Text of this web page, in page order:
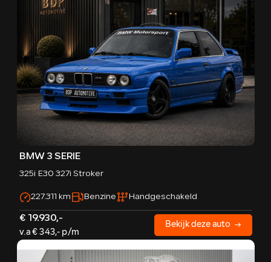
BMW 3 SERIE
325i E30 327i Stroker
227.311 km Benzine Handgeschakeld
€ 19.930,-
v.a € 343,- p/m
Bekijk deze auto